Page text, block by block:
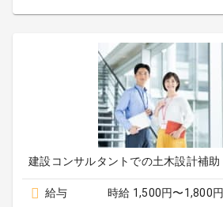
建設コンサルタントでの土木設計補助
給与
時給 1,500円〜1,800円